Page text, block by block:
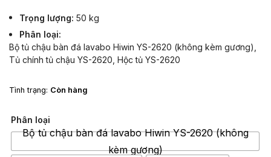
11,565,000 ₫
Trọng lượng 50 kg
Phân loại
Bộ tủ chậu bàn đá lavabo Hiwin YS-2620 (không kèm gương),
Tủ chính tủ chậu YS-2620, Hộc tủ YS-2620
Tình trạng: Còn hàng
Phân loại
Bộ tủ chậu bàn đá lavabo Hiwin YS-2620 (không
kèm gương)